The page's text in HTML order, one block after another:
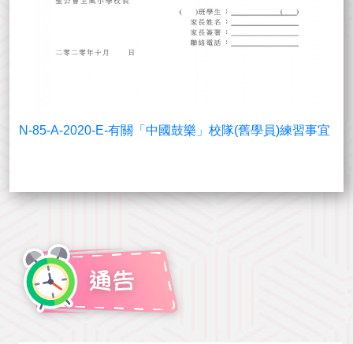
N-85-A-2020-E-有關「中國鼓樂」校隊(舊學員)練習事宜